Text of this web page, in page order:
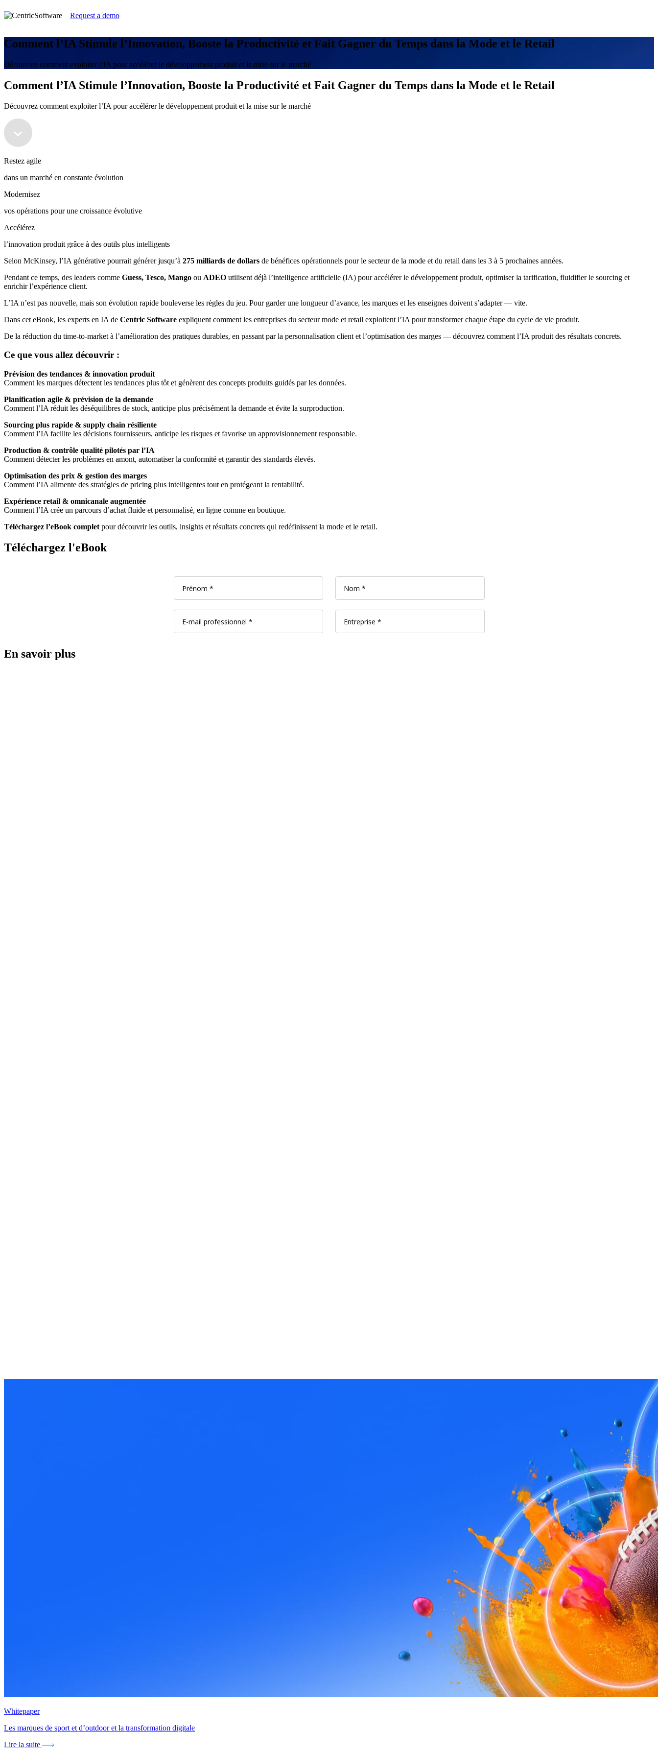
Request a demo
Comment l’IA Stimule l’Innovation, Booste la Productivité et Fait Gagner du Temps dans la Mode et le Retail
Découvrez comment exploiter l’IA pour accélérer le développement produit et la mise sur le marché
Comment l’IA Stimule l’Innovation, Booste la Productivité et Fait Gagner du Temps dans la Mode et le Retail
Découvrez comment exploiter l’IA pour accélérer le développement produit et la mise sur le marché
Restez agile
dans un marché en constante évolution
Modernisez
vos opérations pour une croissance évolutive
Accélérez
l’innovation produit grâce à des outils plus intelligents
Selon McKinsey, l’IA générative pourrait générer jusqu’à 275 milliards de dollars de bénéfices opérationnels pour le secteur de la mode et du retail dans les 3 à 5 prochaines années.
Pendant ce temps, des leaders comme Guess, Tesco, Mango ou ADEO utilisent déjà l’intelligence artificielle (IA) pour accélérer le développement produit, optimiser la tarification, fluidifier le sourcing et
enrichir l’expérience client.
L’IA n’est pas nouvelle, mais son évolution rapide bouleverse les règles du jeu. Pour garder une longueur d’avance, les marques et les enseignes doivent s’adapter — vite.
Dans cet eBook, les experts en IA de Centric Software expliquent comment les entreprises du secteur mode et retail exploitent l’IA pour transformer chaque étape du cycle de vie produit.
De la réduction du time-to-market à l’amélioration des pratiques durables, en passant par la personnalisation client et l’optimisation des marges — découvrez comment l’IA produit des résultats concrets.
Ce que vous allez découvrir :
Prévision des tendances & innovation produit
Comment les marques détectent les tendances plus tôt et génèrent des concepts produits guidés par les données.
Planification agile & prévision de la demande
Comment l’IA réduit les déséquilibres de stock, anticipe plus précisément la demande et évite la surproduction.
Sourcing plus rapide & supply chain résiliente
Comment l’IA facilite les décisions fournisseurs, anticipe les risques et favorise un approvisionnement responsable.
Production & contrôle qualité pilotés par l’IA
Comment détecter les problèmes en amont, automatiser la conformité et garantir des standards élevés.
Optimisation des prix & gestion des marges
Comment l’IA alimente des stratégies de pricing plus intelligentes tout en protégeant la rentabilité.
Expérience retail & omnicanale augmentée
Comment l’IA crée un parcours d’achat fluide et personnalisé, en ligne comme en boutique.
Téléchargez l’eBook complet pour découvrir les outils, insights et résultats concrets qui redéfinissent la mode et le retail.
Téléchargez l'eBook
En savoir plus
Whitepaper
Les marques de sport et d’outdoor et la transformation digitale
Lire la suite